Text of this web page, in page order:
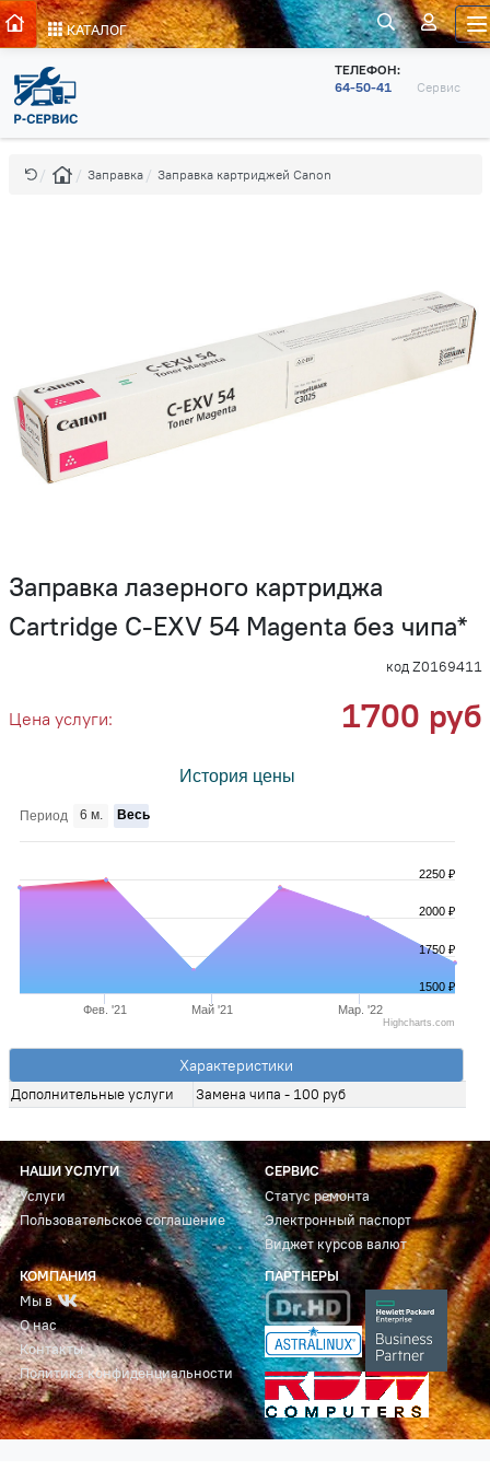
КАТАЛОГ
ТЕЛЕФОН:
64-50-41
Сервис
Заправка Заправка картриджей Canon
Заправка лазерного картриджа
Cartridge C-EXV 54 Magenta без чипа*
код Z0169411
Цена услуги: 1700 руб
История цены
Фев. '21 Май '21 Мар. '22
2000 ₽
1500 ₽
1750 ₽
2250 ₽
Период 6 м. Весь
Highcharts.com
Характеристики
Дополнительные услуги Замена чипа - 100 руб
НАШИ УСЛУГИ
Услуги
Пользовательское соглашение
СЕРВИС
Статус ремонта
Электронный паспорт
Виджет курсов валют
КОМПАНИЯ
Мы в
О нас
Контакты
Политика конфиденциальности
ПАРТНЕРЫ